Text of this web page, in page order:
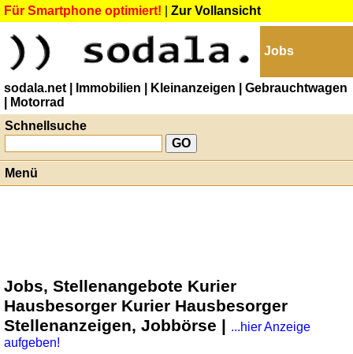
Für Smartphone optimiert! Zur Vollansicht
Jobs
sodala.net | Immobilien | Kleinanzeigen
| Gebrauchtwagen
| Motorrad
Schnellsuche
Menü
Jobs, Stellenangebote Kurier
Hausbesorger Kurier Hausbesorger
Stellenanzeigen, Jobbörse | ...hier Anzeige
aufgeben!